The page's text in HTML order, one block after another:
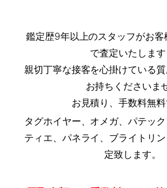
鑑定歴9年以上のスタッフがお
で査定いたします
親切丁寧な接客を心掛けている
お持ちくださいま
お見積り、手数料無料
タグホイヤー、オメガ、パテッ
ティエ、パネライ、ブライトリ
定致します。